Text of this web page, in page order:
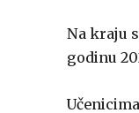
Na kraju
godinu